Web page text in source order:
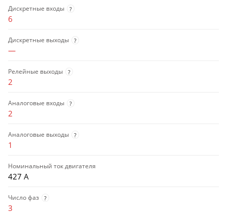
Дискретные входы ?
6
Дискретные выходы ?
—
Релейные выходы ?
2
Аналоговые входы ?
2
Аналоговые выходы ?
1
Номинальный ток двигателя
427 А
Число фаз ?
3